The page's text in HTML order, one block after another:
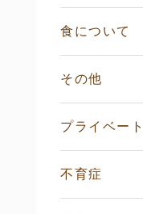
食について
その他
プライベート
不育症